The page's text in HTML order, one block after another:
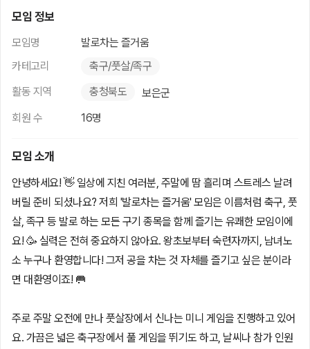
모임 정보
모임명
발로차는 즐거움
카테고리
축구/풋살/족구
활동 지역
충청북도
보은군
회원 수
16명
모임 소개
안녕하세요! 👋 일상에 지친 여러분, 주말에 땀 흘리며 스트레스 날려
버릴 준비 되셨나요? 저희 '발로차는 즐거움' 모임은 이름처럼 축구, 풋
살, 족구 등 발로 하는 모든 구기 종목을 함께 즐기는 유쾌한 모임이에
요! 🥳 실력은 전혀 중요하지 않아요. 왕초보부터 숙련자까지, 남녀노
소 누구나 환영합니다! 그저 공을 차는 것 자체를 즐기고 싶은 분이라
면 대환영이죠! 🥅
주로 주말 오전에 만나 풋살장에서 신나는 미니 게임을 진행하고 있어
요. 가끔은 넓은 축구장에서 풀 게임을 뛰기도 하고, 날씨나 참가 인원